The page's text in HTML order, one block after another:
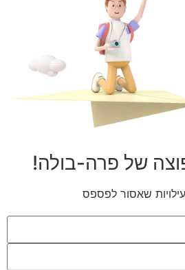
של פרה-בולה!
שאסור לפספס